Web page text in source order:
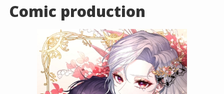
Comic production